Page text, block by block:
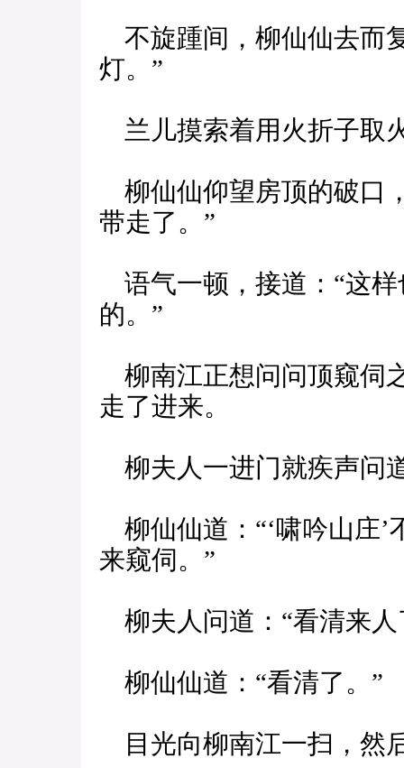
不旋踵间，柳仙仙去而
灯。”
兰儿摸索着用火折子取
柳仙仙仰望房顶的破口
带走了。”
语气一顿，接道：“这
的。”
柳南江正想问问顶窥伺
走了进来。
柳夫人一进门就疾声问
柳仙仙道：“‘啸吟山庄’
来窥伺。”
柳夫人问道：“看清来人
柳仙仙道：“看清了。”
目光向柳南江一扫，然